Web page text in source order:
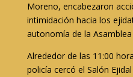
Moreno, encabezaron
intimidación hacia los
autonomía de la Asamblea
Alrededor de las 11:00
policía cercó el Salón